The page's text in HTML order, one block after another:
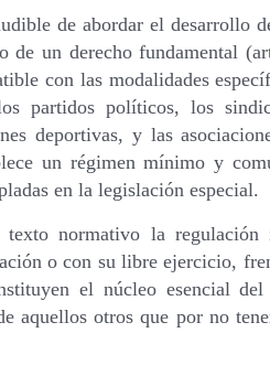
de abordar el desarrollo
de un derecho fundamental
con las modalidades
partidos políticos, los
deportivas, y las
un régimen mínimo y
en la legislación especial.
normativo la regulación
o con su libre ejercicio,
el núcleo esencial
aquellos otros que por no